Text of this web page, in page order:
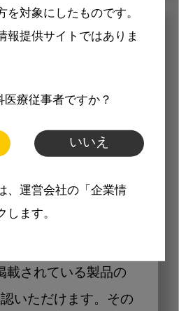
を対象にしたものです。
報提供サイトではありま
医療従事者ですか？
いいえ
、運営会社の「企業情
します。
ット
も閲覧可能
載されている製品の
いただけます。その